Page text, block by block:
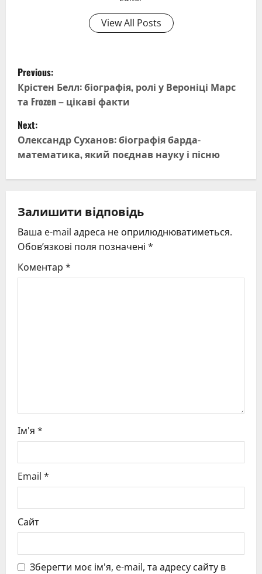
View All Posts
P
o
s
t
n
v
i
g
Previous:
Крістен Белл: біографія, ролі у Вероніці Марс
та Frozen – цікаві факти
Next:
Олександр Суханов: біографія барда-
математика, який поєднав науку і пісню
Залишити відповідь
Ваша e-mail адреса не оприлюднюватиметься.
Обов’язкові поля позначені *
Коментар *
Ім'я *
Email *
Сайт
Зберегти моє ім'я, e-mail, та адресу сайту в